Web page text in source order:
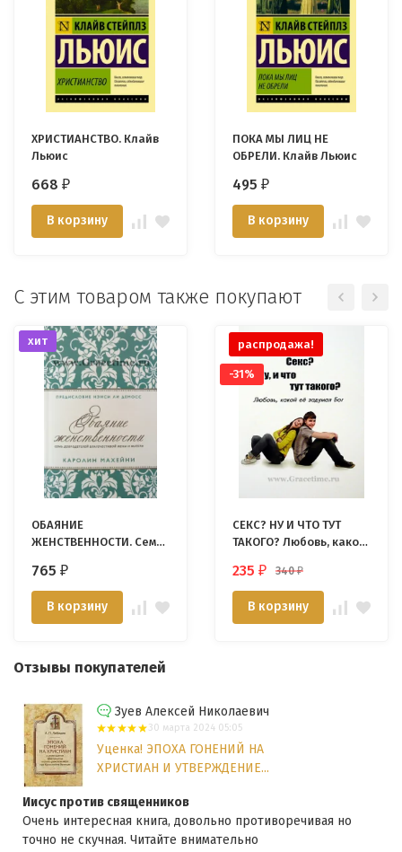
ХРИСТИАНСТВО. Клайв
Льюис
668 ₽
В корзину
ПОКА МЫ ЛИЦ НЕ
ОБРЕЛИ. Клайв Льюис
495 ₽
В корзину
С этим товаром также покупают
хит
ОБАЯНИЕ
ЖЕНСТВЕННОСТИ. Семь
благочестивой жены и
матери. Каролин
Махейни
765 ₽
В корзину
распродажа!
-31%
СЕКС? НУ И ЧТО ТУТ
ТАКОГО? Любовь, какой
Берген
235 ₽ 340₽
В корзину
Отзывы покупателей
Зуев Алексей Николаевич
30 марта 2024 05:05
Уценка! ЭПОХА ГОНЕНИЙ НА
ХРИСТИАН И УТВЕРЖДЕНИЕ...
Иисус против священников
Очень интересная книга, довольно противоречивая но
точно не скучная. Читайте внимательно